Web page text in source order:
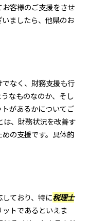
客様のご支援をさせ
ましたら、他県のお
なく、財務支援も行
なものなのか、そし
があるかについてご
、財務状況を改善す
の支援です。具体的
ており、特に税理士
トであるといえま